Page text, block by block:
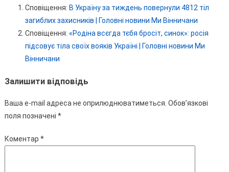
Сповіщення: В Україну за тиждень повернули 4812 тіл
загиблих захисників | Головні новини Ми Вінничани
Сповіщення: «Родіна всєгда тєбя бросіт, синок»: росія
підсовує тіла своїх вояків Україні | Головні новини Ми
Вінничани
Залишити відповідь
Ваша e-mail адреса не оприлюднюватиметься. Обов’язкові
поля позначені *
Коментар *